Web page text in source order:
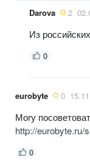
Darova 2
Из российских
0
eurobyte 0
Могу
http://eurobyte.ru/
0